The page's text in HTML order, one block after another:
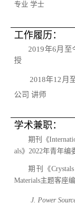
专业 学士
工作履历：
2019年6月至
授
2018年12 月
公司 讲师
学术兼职：
期刊《
als》 2022年青年编
期刊《Crystals
Materials主题客座编
J. Power